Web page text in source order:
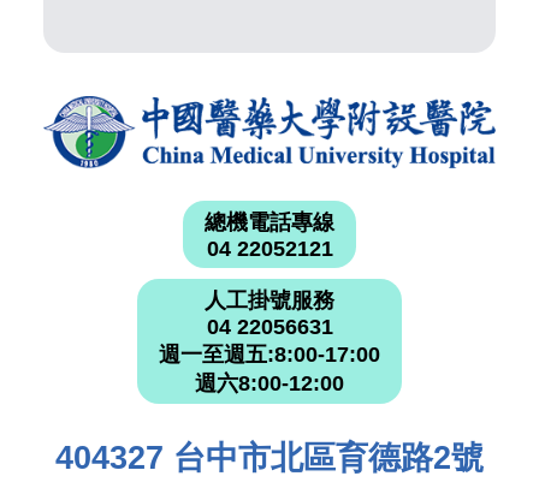
總機電話專線
04 22052121
人工掛號服務
04 22056631
週一至週五:8:00-17:00
週六8:00-12:00
404327 台中市北區育德路2號